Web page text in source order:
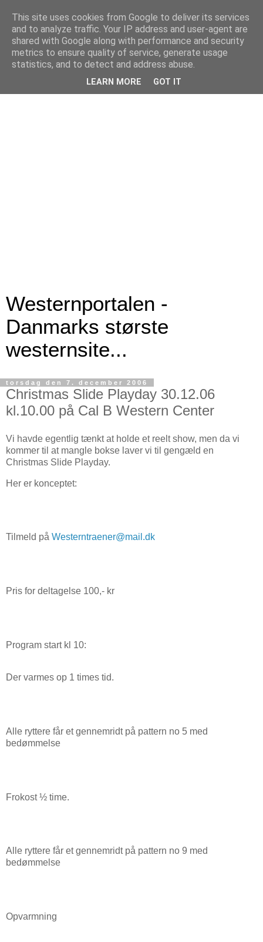
Westernportalen -
Danmarks største
westernsite...
torsdag den 7. december 2006
Christmas Slide Playday 30.12.06
kl.10.00 på Cal B Western Center
Vi havde egentlig tænkt at holde et reelt show, men da vi
kommer til at mangle bokse laver vi til gengæld en
Christmas Slide Playday.
Her er konceptet:
Tilmeld på Westerntraener@mail.dk
Pris for deltagelse 100,- kr
Program start kl 10:
Der varmes op 1 times tid.
Alle ryttere får et gennemridt på pattern no 5 med
bedømmelse
Frokost ½ time.
Alle ryttere får et gennemridt på pattern no 9 med
bedømmelse
Opvarmning
This site uses cookies from Google to deliver its services
and to analyze traffic. Your IP address and user-agent are
shared with Google along with performance and security
metrics to ensure quality of service, generate usage
statistics, and to detect and address abuse.
LEARN MORE GOT IT